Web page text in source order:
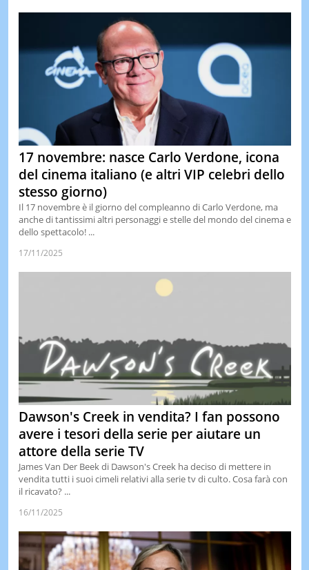
17 novembre: nasce Carlo Verdone, icona
del cinema italiano (e altri VIP celebri dello
stesso giorno)
Il 17 novembre è il giorno del compleanno di Carlo Verdone, ma
anche di tantissimi altri personaggi e stelle del mondo del cinema e
dello spettacolo! ...
17/11/2025
Dawson's Creek in vendita? I fan possono
avere i tesori della serie per aiutare un
attore della serie TV
James Van Der Beek di Dawson's Creek ha deciso di mettere in
vendita tutti i suoi cimeli relativi alla serie tv di culto. Cosa farà con
il ricavato? ...
16/11/2025